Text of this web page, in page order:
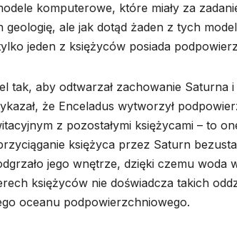
komputerowe, które miały za
geologię, ale jak dotąd żaden z tych
jeden z księżyców posiada
tak, aby odtwarzał zachowanie Saturna
że Enceladus wytworzył
z pozostałymi księżycami – to
księżyca przez Saturn
jego wnętrze, dzięki czemu woda
księżyców nie doświadcza takich
oceanu podpowierzchniowego.